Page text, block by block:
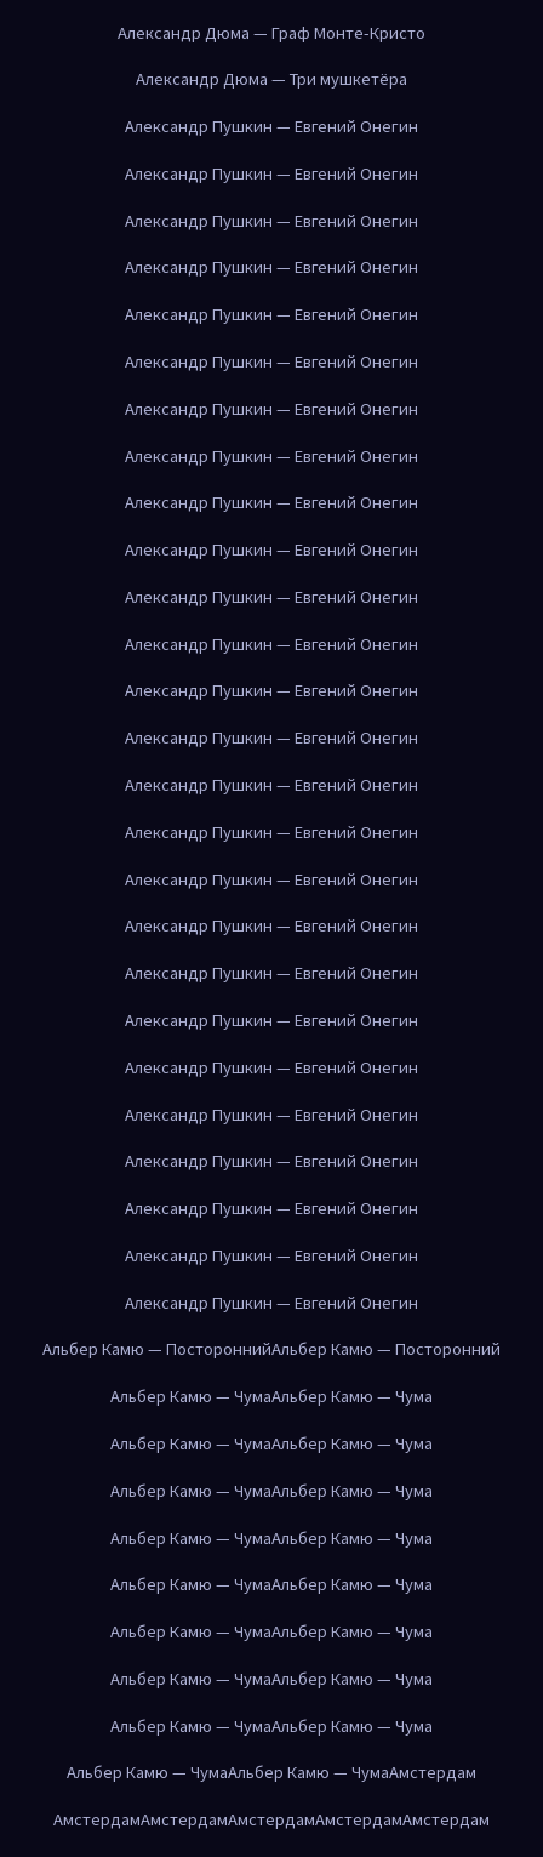
Александр Дюма — Граф Монте-Кристо
Александр Дюма — Три мушкетёра
Александр Пушкин — Евгений Онегин
Александр Пушкин — Евгений Онегин
Александр Пушкин — Евгений Онегин
Александр Пушкин — Евгений Онегин
Александр Пушкин — Евгений Онегин
Александр Пушкин — Евгений Онегин
Александр Пушкин — Евгений Онегин
Александр Пушкин — Евгений Онегин
Александр Пушкин — Евгений Онегин
Александр Пушкин — Евгений Онегин
Александр Пушкин — Евгений Онегин
Александр Пушкин — Евгений Онегин
Александр Пушкин — Евгений Онегин
Александр Пушкин — Евгений Онегин
Александр Пушкин — Евгений Онегин
Александр Пушкин — Евгений Онегин
Александр Пушкин — Евгений Онегин
Александр Пушкин — Евгений Онегин
Александр Пушкин — Евгений Онегин
Александр Пушкин — Евгений Онегин
Александр Пушкин — Евгений Онегин
Александр Пушкин — Евгений Онегин
Александр Пушкин — Евгений Онегин
Александр Пушкин — Евгений Онегин
Александр Пушкин — Евгений Онегин
Александр Пушкин — Евгений Онегин
Альбер Камю — ПостороннийАльбер Камю — Посторонний
Альбер Камю — ЧумаАльбер Камю — Чума
Альбер Камю — ЧумаАльбер Камю — Чума
Альбер Камю — ЧумаАльбер Камю — Чума
Альбер Камю — ЧумаАльбер Камю — Чума
Альбер Камю — ЧумаАльбер Камю — Чума
Альбер Камю — ЧумаАльбер Камю — Чума
Альбер Камю — ЧумаАльбер Камю — Чума
Альбер Камю — ЧумаАльбер Камю — Чума
Альбер Камю — ЧумаАльбер Камю — ЧумаАмстердам
АмстердамАмстердамАмстердамАмстердамАмстердам